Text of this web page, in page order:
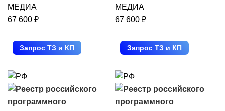
МЕДИА
67 600 ₽
Запрос ТЗ и КП
МЕДИА
67 600 ₽
Запрос ТЗ и КП